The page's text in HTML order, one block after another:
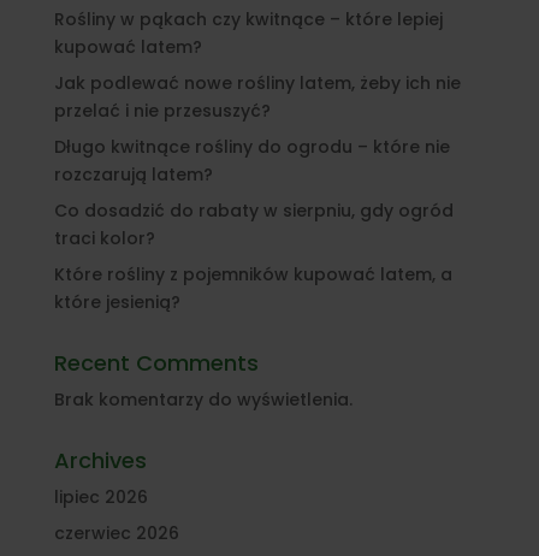
Rośliny w pąkach czy kwitnące – które lepiej
kupować latem?
Jak podlewać nowe rośliny latem, żeby ich nie
przelać i nie przesuszyć?
Długo kwitnące rośliny do ogrodu – które nie
rozczarują latem?
Co dosadzić do rabaty w sierpniu, gdy ogród
traci kolor?
Które rośliny z pojemników kupować latem, a
które jesienią?
Recent Comments
Brak komentarzy do wyświetlenia.
Archives
lipiec 2026
czerwiec 2026